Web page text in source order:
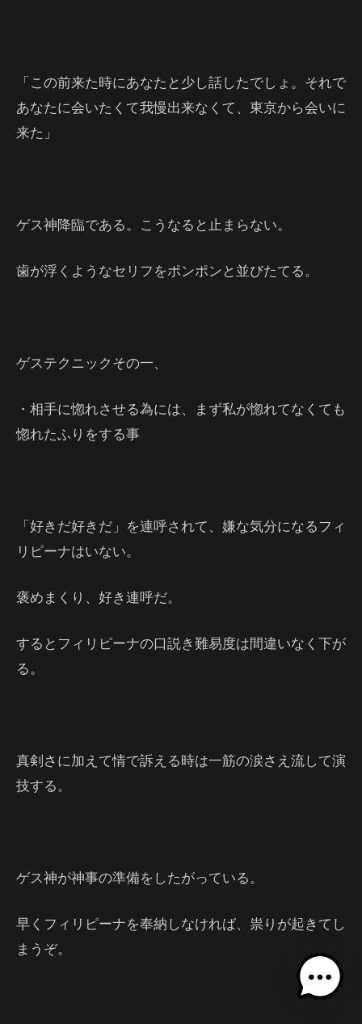
「この前来た時にあなたと少し話したでしょ。それで
あなたに会いたくて我慢出来なくて、東京から会いに
来た」
ゲス神降臨である。こうなると止まらない。
歯が浮くようなセリフをポンポンと並びたてる。
ゲステクニックその一、
・相手に惚れさせる為には、まず私が惚れてなくても
惚れたふりをする事
「好きだ好きだ」を連呼されて、嫌な気分になるフィ
リピーナはいない。
褒めまくり、好き連呼だ。
するとフィリピーナの口説き難易度は間違いなく下が
る。
真剣さに加えて情で訴える時は一筋の涙さえ流して演
技する。
ゲス神が神事の準備をしたがっている。
早くフィリピーナを奉納しなければ、祟りが起きてし
まうぞ。